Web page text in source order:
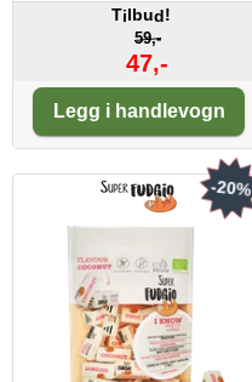
Tilbud!
59,-
47,-
Legg i handlevogn
-20%